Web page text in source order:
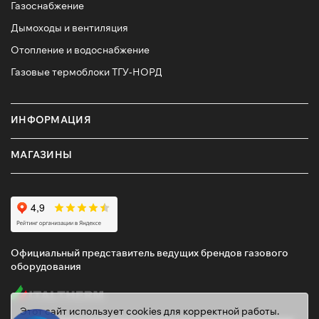
Енисей — проверенные временем агрегаты с
увеличенной топочной камерой для длительного
горения.
решение для тех, кто ищет тепло без лишних затрат
и зависимости от коммунальных служб. Доставим по
Омску и области, поможем с подбором мощности и
серии!
Газоснабжение
Дымоходы и вентиляция
Отопление и водоснабжение
Газовые термоблоки ТГУ-НОРД
ИНФОРМАЦИЯ
МАГАЗИНЫ
Официальный представитель ведущих брендов газового
оборудования
Этот сайт использует cookies для корректной работы.